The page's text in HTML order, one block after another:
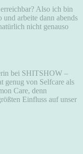
Also ich bin
arbeite dann abends
nicht genauso
bei SHITSHOW –
genug von Selfcare als
Care, denn
Einfluss auf unser